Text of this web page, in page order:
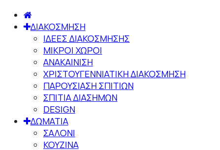
ΔΙΑΚΟΣΜΗΣΗ
ΙΔΕΕΣ ΔΙΑΚΟΣΜΗΣΗΣ
ΜΙΚΡΟΙ ΧΩΡΟΙ
ΑΝΑΚΑΙΝΙΣΗ
ΧΡΙΣΤΟΥΓΕΝΝΙΑΤΙΚΗ ΔΙΑΚΟΣΜΗΣΗ
ΠΑΡΟΥΣΙΑΣΗ ΣΠΙΤΙΩΝ
ΣΠΙΤΙΑ ΔΙΑΣΗΜΩΝ
DESIGN
ΔΩΜΑΤΙΑ
ΣΑΛΟΝΙ
ΚΟΥΖΙΝΑ